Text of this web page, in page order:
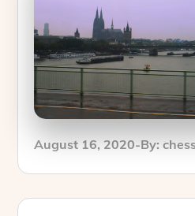
Posted
August 16, 2020 By: